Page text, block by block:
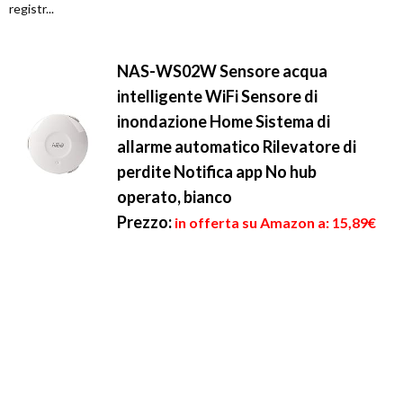
registr...
NAS-WS02W Sensore acqua
intelligente WiFi Sensore di
inondazione Home Sistema di
allarme automatico Rilevatore di
perdite Notifica app No hub
operato, bianco
Prezzo: in offerta su Amazon a: 15,89€